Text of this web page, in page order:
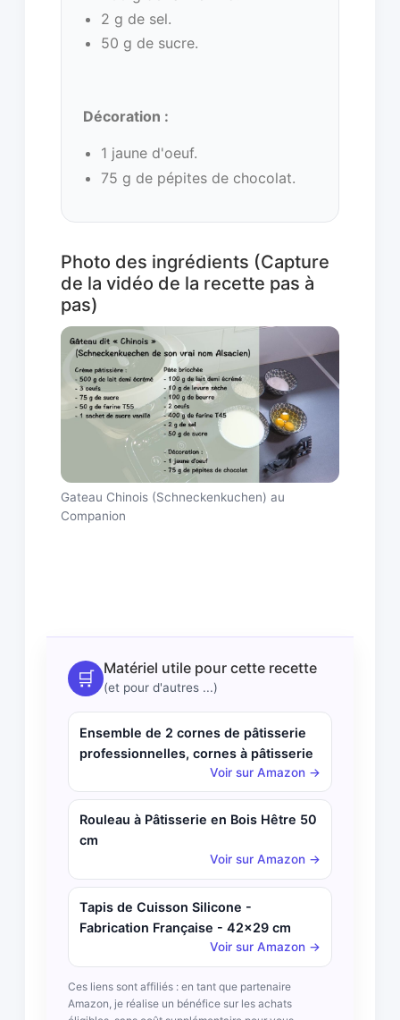
2 g de sel.
50 g de sucre.
Décoration :
1 jaune d'oeuf.
75 g de pépites de chocolat.
Photo des ingrédients (Capture
de la vidéo de la recette pas à
pas)
Gateau Chinois (Schneckenkuchen) au
Companion
🛒 Matériel utile pour cette recette
(et pour d'autres ...)
Ensemble de 2 cornes de pâtisserie
professionnelles, cornes à pâtisserie
Voir sur Amazon →
Rouleau à Pâtisserie en Bois Hêtre 50
cm
Voir sur Amazon →
Tapis de Cuisson Silicone -
Fabrication Française - 42x29 cm
Voir sur Amazon →
Ces liens sont affiliés : en tant que partenaire
Amazon, je réalise un bénéfice sur les achats